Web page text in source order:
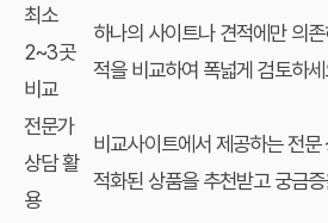
최소
2~3곳
비교
하나의 사이트나 견적에만 의
적을 비교하여 폭넓게 검토하세
전문가
상담 활
용
비교사이트에서 제공하는 전문
적화된 상품을 추천받고 궁금